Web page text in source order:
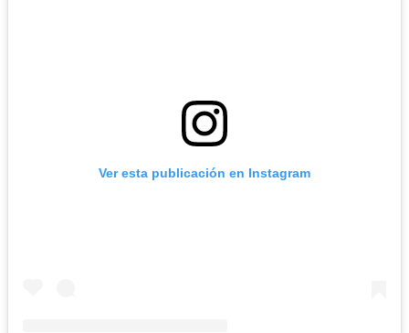
Ver esta publicación en Instagram